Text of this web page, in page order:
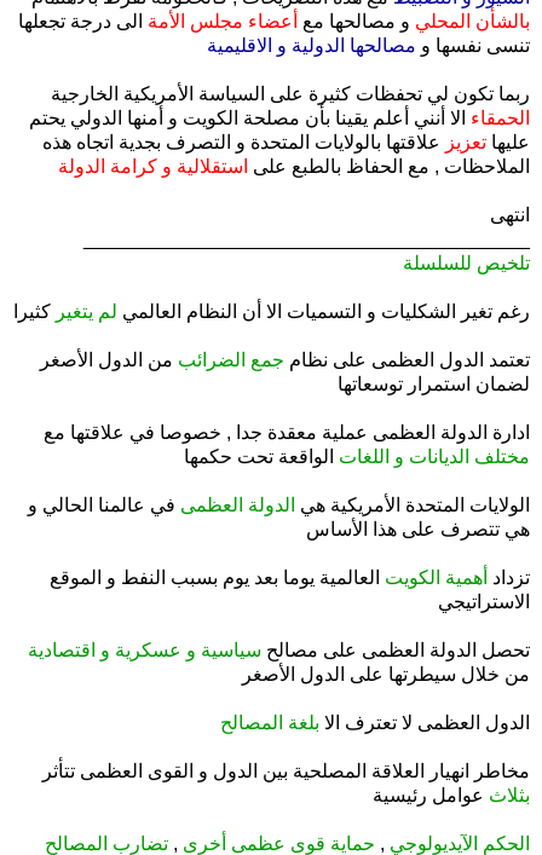
بالشأن المحلي و مصالحها مع أعضاء مجلس الأمة الى درجة تجعلها
تنسى نفسها و مصالحها الدولية و الاقليمية
ربما تكون لي تحفظات كثيرة على السياسة الأمريكية الخارجية
الحمقاء الا أنني أعلم يقينا بأن مصلحة الكويت و أمنها الدولي يحتم
عليها تعزيز علاقتها بالولايات المتحدة و التصرف بجدية اتجاه هذه
الملاحظات , مع الحفاظ بالطبع على استقلالية و كرامة الدولة
انتهى
تلخيص للسلسلة
رغم تغير الشكليات و التسميات الا أن النظام العالمي لم يتغير كثيرا
تعتمد الدول العظمى على نظام جمع الضرائب من الدول الأصغر
لضمان استمرار توسعاتها
ادارة الدولة العظمى عملية معقدة جدا , خصوصا في علاقتها مع
مختلف الديانات و اللغات الواقعة تحت حكمها
الولايات المتحدة الأمريكية هي الدولة العظمى في عالمنا الحالي و
هي تتصرف على هذا الأساس
تزداد أهمية الكويت العالمية يوما بعد يوم بسبب النفط و الموقع
الاستراتيجي
تحصل الدولة العظمى على مصالح سياسية و عسكرية و اقتصادية
من خلال سيطرتها على الدول الأصغر
الدول العظمى لا تعترف الا بلغة المصالح
مخاطر انهيار العلاقة المصلحية بين الدول و القوى العظمى تتأثر
بثلاث عوامل رئيسية
الحكم الآيديولوجي , حماية قوى عظمى أخرى , تضارب المصالح